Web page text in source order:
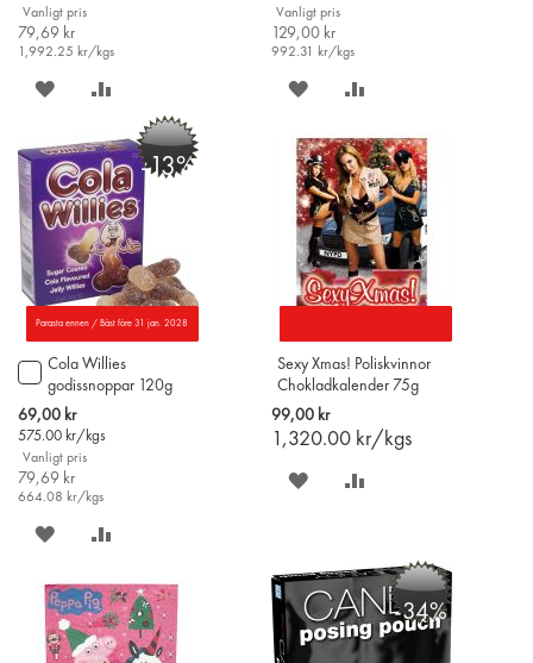
Vanligt pris
79,69 kr
1,992.25 kr/kgs
SPARA
ÖNSKELISTAN
JÄMFÖR
Vanligt pris
129,00 kr
992.31 kr/kgs
SPARA
ÖNSKELISTAN
JÄMFÖR
-13%
Parasta ennen / Bäst före 31 jan. 2028
Cola Willies
godissnoppar 120g
Special
Price
69,00 kr
575.00 kr/kgs
Vanligt pris
79,69 kr
664.08 kr/kgs
Lägg
till
i
varukorgen
SPARA
ÖNSKELISTAN
JÄMFÖR
Sexy Xmas! Poliskvinnor
Chokladkalender 75g
99,00 kr
1,320.00 kr/kgs
SPARA
ÖNSKELISTAN
JÄMFÖR
-34%